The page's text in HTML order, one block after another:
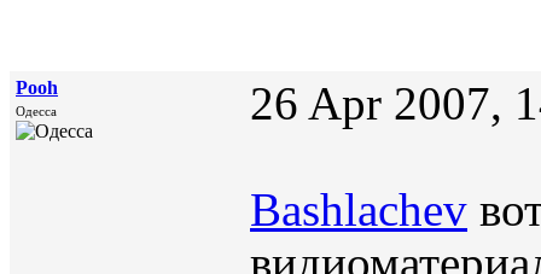
Pooh
Одесса 26 Apr 2007,
Bashlachev